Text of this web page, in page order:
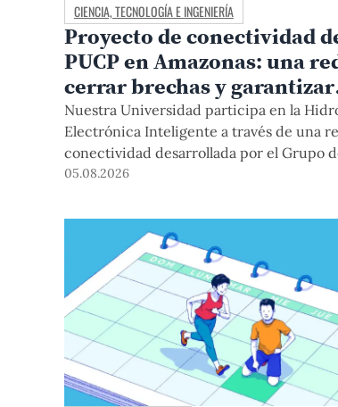
CIENCIA, TECNOLOGÍA E INGENIERÍA
Proyecto de conectividad
PUCP en Amazonas: una
cerrar brechas y garantizar
derechos
Nuestra Universidad participa en la
Electrónica Inteligente a través de una
conectividad desarrollada por el Grupo
Telecomunicaciones Rurales (GTR-PUCP)
desarrollo de esta red, sus aportes a la
educación de la zona, así como los
intervención de la PUCP en el proyecto.
05.08.2026